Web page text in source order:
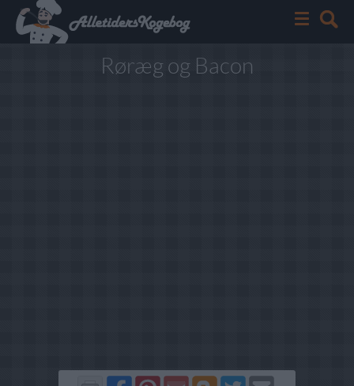
Røræg og Bacon
Del
Del
Send
Del
Del
Send